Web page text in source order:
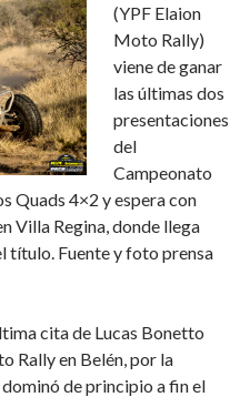
(YPF Elaion
Moto Rally)
viene de ganar
las últimas dos
presentaciones
del
Campeonato
Quads 4×2 y espera con
Villa Regina, donde llega
título. Fuente y foto prensa
cita de Lucas Bonetto
Rally en Belén, por la
de principio a fin el